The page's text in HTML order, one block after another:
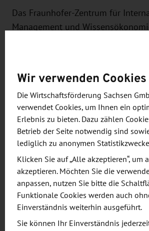
Das Fraunhofer-Zentrum für
Management und
Gemeinsam mit Gästen aus
Wissenschaft und Politik soll
welchen Beitrag die Stärkung der
kann, damit Unternehmen ihr
Ob der Handelskrieg zwischen den
die Covid-19-Pandemie und die
verursachten Unterbrechungen der
oder zuletzt der Einmarsch
Wir verwenden Cookies
Die Wirtschaftsförderung Sachsen
verwendet Cookies, um Ihnen ein
Erlebnis zu bieten. Dazu zählen
Betrieb der Seite notwendig sind
lediglich zu anonymen
Klicken Sie auf „Alle akzeptieren“, um
akzeptieren. Möchten Sie die
anpassen, nutzen Sie bitte die
Funktionale Cookies werden auch
Einverständnis weiterhin ausgeführt.
Sie können Ihr Einverständnis